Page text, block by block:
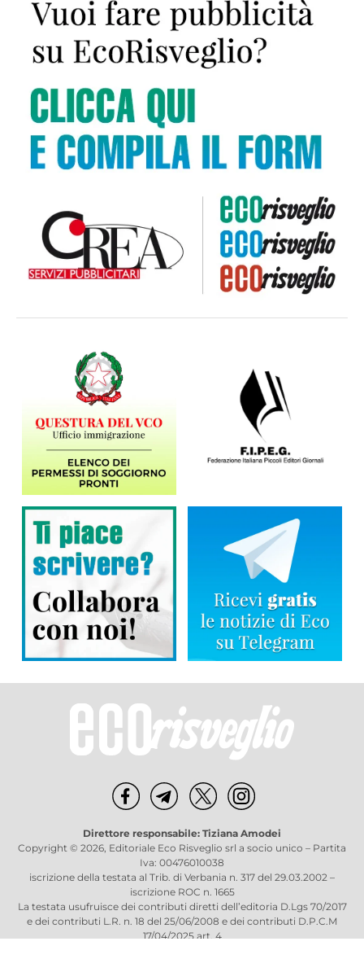
Direttore responsabile: Tiziana Amodei
Copyright © 2026, Editoriale Eco Risveglio srl a socio unico – Partita
Iva: 00476010038
iscrizione della testata al Trib. di Verbania n. 317 del 29.03.2002 –
iscrizione ROC n. 1665
La testata usufruisce dei contributi diretti dell’editoria D.Lgs 70/2017
e dei contributi L.R. n. 18 del 25/06/2008 e dei contributi D.P.C.M
17/04/2025 art. 4